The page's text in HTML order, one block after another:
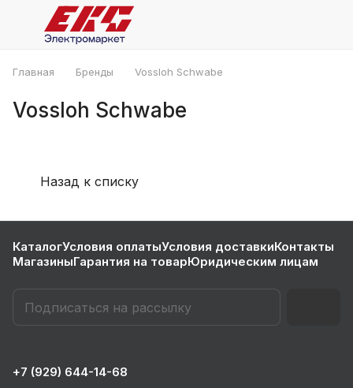
Главная Бренды Vossloh Schwabe
Vossloh Schwabe
Назад к списку
КаталогУсловия оплатыУсловия доставкиКонтакты
МагазиныГарантия на товарЮридическим лицам
+7 (929) 644-14-68